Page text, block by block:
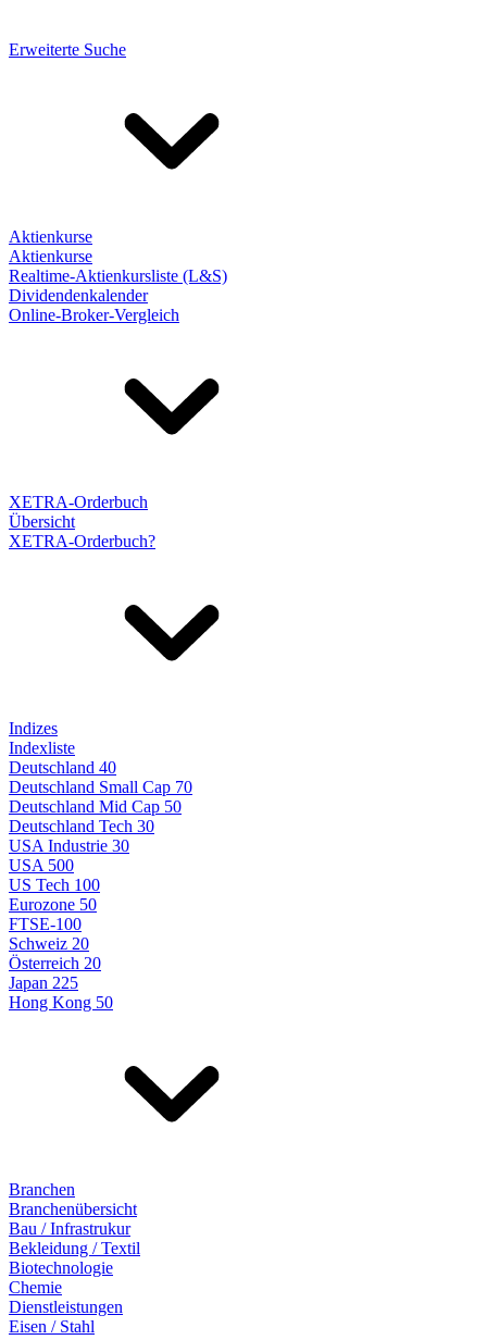
Erweiterte Suche
Aktienkurse
Aktienkurse
Realtime-Aktienkursliste (L&S)
Dividendenkalender
Online-Broker-Vergleich
XETRA-Orderbuch
Übersicht
XETRA-Orderbuch?
Indizes
Indexliste
Deutschland 40
Deutschland Small Cap 70
Deutschland Mid Cap 50
Deutschland Tech 30
USA Industrie 30
USA 500
US Tech 100
Eurozone 50
FTSE-100
Schweiz 20
Österreich 20
Japan 225
Hong Kong 50
Branchen
Branchenübersicht
Bau / Infrastrukur
Bekleidung / Textil
Biotechnologie
Chemie
Dienstleistungen
Eisen / Stahl